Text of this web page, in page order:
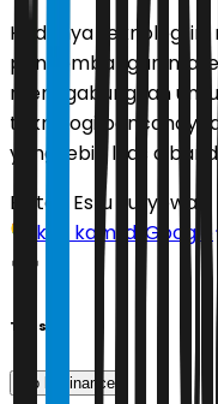
Hadirnya teknologi
pengembangan
menggabungkan
teknologi
yang lebih luas
Editor: Estu Suryowati
Ikuti kami di Google
Tags
bio luminance